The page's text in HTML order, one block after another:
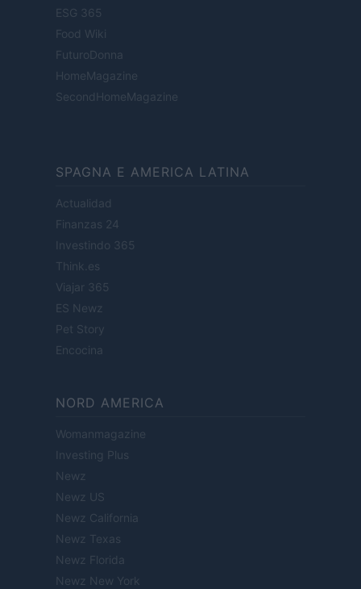
ESG 365
Food Wiki
FuturoDonna
HomeMagazine
SecondHomeMagazine
SPAGNA E AMERICA LATINA
Actualidad
Finanzas 24
Investindo 365
Think.es
Viajar 365
ES Newz
Pet Story
Encocina
NORD AMERICA
Womanmagazine
Investing Plus
Newz
Newz US
Newz California
Newz Texas
Newz Florida
Newz New York